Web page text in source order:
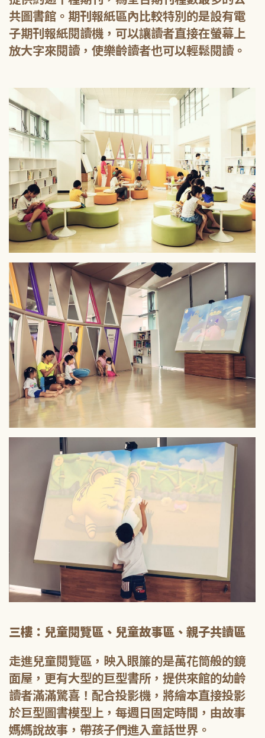
共圖書館。期刊報紙區內比較特別的是設有電
子期刊報紙閱讀機，可以讓讀者直接在螢幕上
放大字來閱讀，使樂齡讀者也可以輕鬆閱讀。
三樓：兒童閱覽區、兒童故事區、親子共讀區
走進兒童閱覽區，映入眼簾的是萬花筒般的鏡
面屋，更有大型的巨型書所，提供來館的幼齡
讀者滿滿驚喜！配合投影機，將繪本直接投影
於巨型圖書模型上，每週日固定時間，由故事
媽媽說故事，帶孩子們進入童話世界。